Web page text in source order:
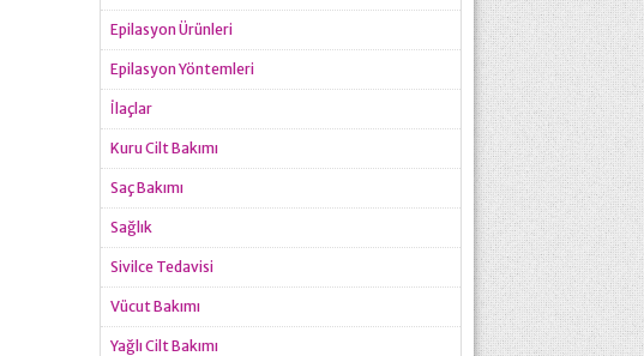
Epilasyon Ürünleri
Epilasyon Yöntemleri
İlaçlar
Kuru Cilt Bakımı
Saç Bakımı
Sağlık
Sivilce Tedavisi
Vücut Bakımı
Yağlı Cilt Bakımı